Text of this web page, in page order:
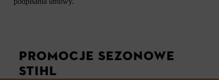
PROMOCJE SEZONOWE
STIHL